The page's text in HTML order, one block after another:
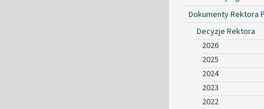
Dokumenty Rektora
Decyzje Rektora
2026
2025
2024
2023
2022